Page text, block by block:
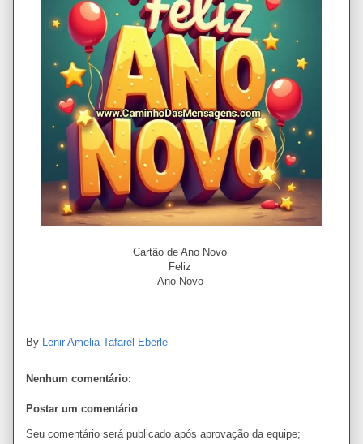
Cartão de Ano Novo
Feliz
Ano Novo
By Lenir Amelia Tafarel Eberle
Nenhum comentário:
Postar um comentário
Seu comentário será publicado após aprovação da equipe;